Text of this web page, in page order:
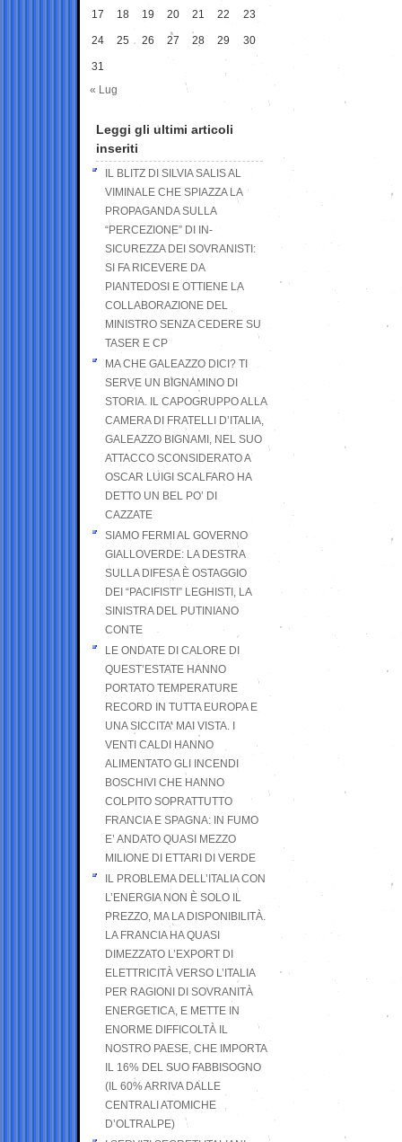
17 18 19 20 21 22 23
24 25 26 27 28 29 30
31
« Lug
Leggi gli ultimi articoli
inseriti
IL BLITZ DI SILVIA SALIS AL
VIMINALE CHE SPIAZZA LA
PROPAGANDA SULLA
“PERCEZIONE” DI IN-
SICUREZZA DEI SOVRANISTI:
SI FA RICEVERE DA
PIANTEDOSI E OTTIENE LA
COLLABORAZIONE DEL
MINISTRO SENZA CEDERE SU
TASER E CP
MA CHE GALEAZZO DICI? TI
SERVE UN BIGNAMINO DI
STORIA. IL CAPOGRUPPO ALLA
CAMERA DI FRATELLI D’ITALIA,
GALEAZZO BIGNAMI, NEL SUO
ATTACCO SCONSIDERATO A
OSCAR LUIGI SCALFARO HA
DETTO UN BEL PO’ DI
CAZZATE
SIAMO FERMI AL GOVERNO
GIALLOVERDE: LA DESTRA
SULLA DIFESA È OSTAGGIO
DEI “PACIFISTI” LEGHISTI, LA
SINISTRA DEL PUTINIANO
CONTE
LE ONDATE DI CALORE DI
QUEST’ESTATE HANNO
PORTATO TEMPERATURE
RECORD IN TUTTA EUROPA E
UNA SICCITA’ MAI VISTA. I
VENTI CALDI HANNO
ALIMENTATO GLI INCENDI
BOSCHIVI CHE HANNO
COLPITO SOPRATTUTTO
FRANCIA E SPAGNA: IN FUMO
E’ ANDATO QUASI MEZZO
MILIONE DI ETTARI DI VERDE
IL PROBLEMA DELL’ITALIA CON
L’ENERGIA NON È SOLO IL
PREZZO, MA LA DISPONIBILITÀ.
LA FRANCIA HA QUASI
DIMEZZATO L’EXPORT DI
ELETTRICITÀ VERSO L’ITALIA
PER RAGIONI DI SOVRANITÀ
ENERGETICA, E METTE IN
ENORME DIFFICOLTÀ IL
NOSTRO PAESE, CHE IMPORTA
IL 16% DEL SUO FABBISOGNO
(IL 60% ARRIVA DALLE
CENTRALI ATOMICHE
D’OLTRALPE)